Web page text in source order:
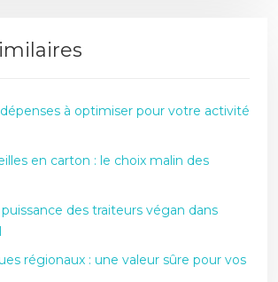
à optimiser pour votre activité
en carton : le choix malin des
des traiteurs végan dans
régionaux : une valeur sûre pour vos